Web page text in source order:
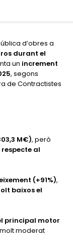
d’obres a
durant el
un increment
, segons
de Contractistes
M€), però
al
(+91%),
baixos el
principal motor
moderat